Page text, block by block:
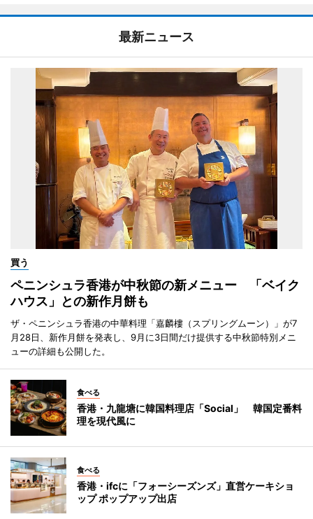
最新ニュース
買う
ペニンシュラ香港が中秋節の新メニュー 「ベイク
ハウス」との新作月餅も
ザ・ペニンシュラ香港の中華料理「嘉麟樓（スプリングムーン）」が7
月28日、新作月餅を発表し、9月に3日間だけ提供する中秋節特別メニ
ューの詳細も公開した。
食べる
香港・九龍塘に韓国料理店「Social」 韓国定番料
理を現代風に
食べる
香港・ifcに「フォーシーズンズ」直営ケーキショ
ップ ポップアップ出店